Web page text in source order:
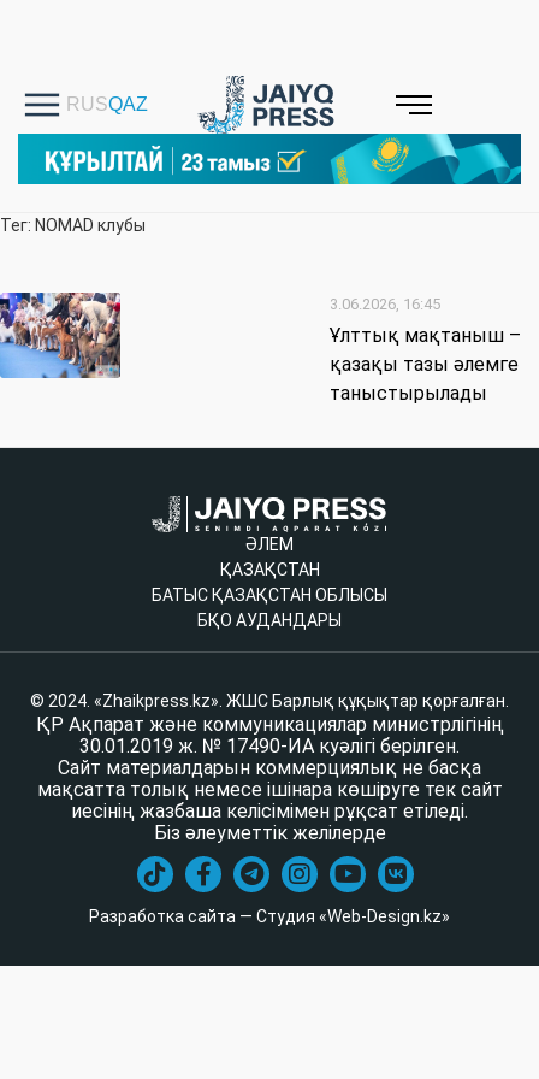
Тег: NOMAD клубы
3.06.2026, 16:45
Ұлттық мақтаныш –
қазақы тазы әлемге
таныстырылады
ӘЛЕМ
ҚАЗАҚСТАН
БАТЫС ҚАЗАҚСТАН ОБЛЫСЫ
БҚО АУДАНДАРЫ
© 2024. «Zhaikpress.kz». ЖШС Барлық құқықтар қорғалған.
ҚР Ақпарат және коммуникациялар министрлігінің
30.01.2019 ж. № 17490-ИА куәлігі берілген.
Сайт материалдарын коммерциялық не басқа
мақсатта толық немесе ішінара көшіруге тек сайт
иесінің жазбаша келісімімен рұқсат етіледі.
Біз әлеуметтік желілерде
Разработка сайта — Студия «Web-Design.kz»